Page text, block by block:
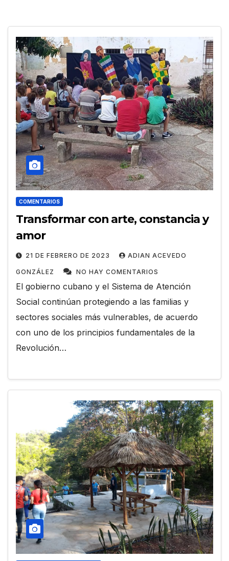
COMENTARIOS
Transformar con arte, constancia y
amor
21 DE FEBRERO DE 2023 ADIAN ACEVEDO
GONZÁLEZ NO HAY COMENTARIOS
El gobierno cubano y el Sistema de Atención
Social continúan protegiendo a las familias y
sectores sociales más vulnerables, de acuerdo
con uno de los principios fundamentales de la
Revolución…